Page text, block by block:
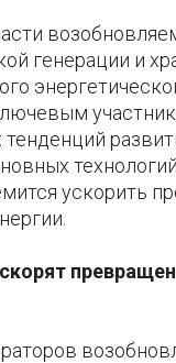
генерации и
ускорить